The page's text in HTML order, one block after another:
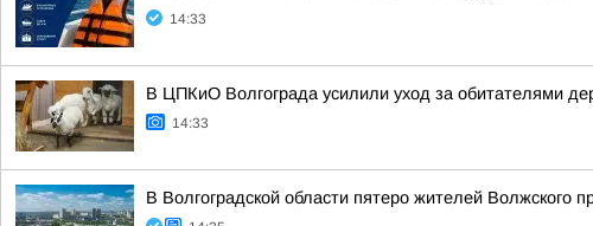
14:33
В ЦПКиО Волгограда усилили уход за обитателями
14:33
В Волгоградской области пятеро жителей Волжского